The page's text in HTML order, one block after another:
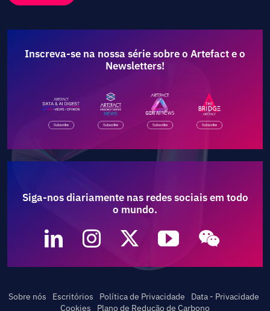
Inscreva-se na nossa série sobre o Artefact e o
Newsletters!
Siga-nos diariamente nas redes sociais em todo
o mundo.
Sobre nós Escritórios Política de Privacidade
Data - Privacidade
Cookies
Plano de Redução de Carbono